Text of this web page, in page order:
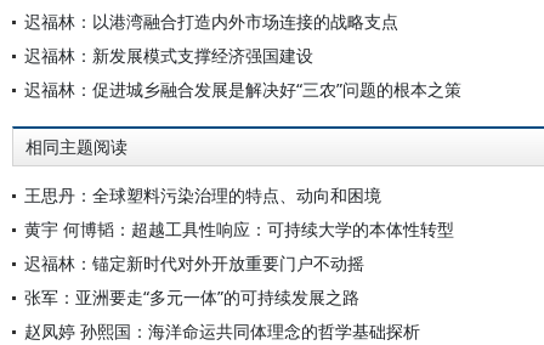
迟福林：以港湾融合打造内外市场连接的战略支点
迟福林：新发展模式支撑经济强国建设
迟福林：促进城乡融合发展是解决好“三农”问题的根本之策
相同主题阅读
王思丹：全球塑料污染治理的特点、动向和困境
黄宇 何博韬：超越工具性响应：可持续大学的本体性转型
迟福林：锚定新时代对外开放重要门户不动摇
张军：亚洲要走“多元一体”的可持续发展之路
赵凤婷 孙熙国：海洋命运共同体理念的哲学基础探析